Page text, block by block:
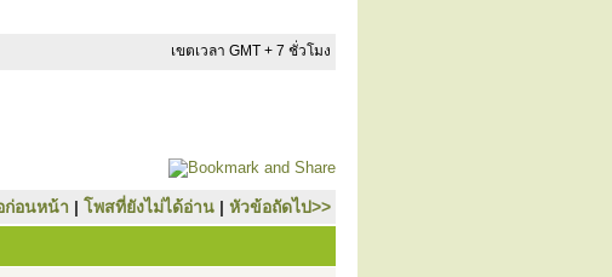
เขตเวลา GMT + 7 ชั่วโมง
ก่อนหน้า | โพสที่ยังไม่ได้อ่าน | หัวข้อถัดไป>>